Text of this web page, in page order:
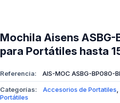
Mochila Aisens ASBG-
para Portátiles hasta
Referencia: AIS-MOC ASBG-BP080-
Categorías: Accesorios de Portatiles,
Portátiles